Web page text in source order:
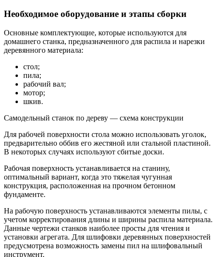
Необходимое оборудование и этапы сборки
Основные комплектующие, которые используются для
домашнего станка, предназначенного для распила и нарезки
деревянного материала:
стол;
пила;
рабочий вал;
мотор;
шкив.
Самодельный станок по дереву — схема конструкции
Для рабочей поверхности стола можно использовать уголок,
предварительно оббив его жестяной или стальной пластиной.
В некоторых случаях используют сбитые доски.
Рабочая поверхность устанавливается на станину,
оптимальный вариант, когда это тяжелая чугунная
конструкция, расположенная на прочном бетонном
фундаменте.
На рабочую поверхность устанавливаются элементы пилы, с
учетом корректирования длины и ширины распила материала.
Данные чертежи станков наиболее просты для чтения и
установки агрегата. Для шлифовки деревянных поверхностей
предусмотрена возможность замены пил на шлифовальный
инструмент.